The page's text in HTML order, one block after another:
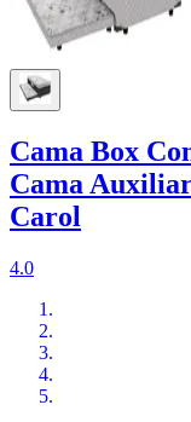
Cama Box
Cama
Carol
4.0